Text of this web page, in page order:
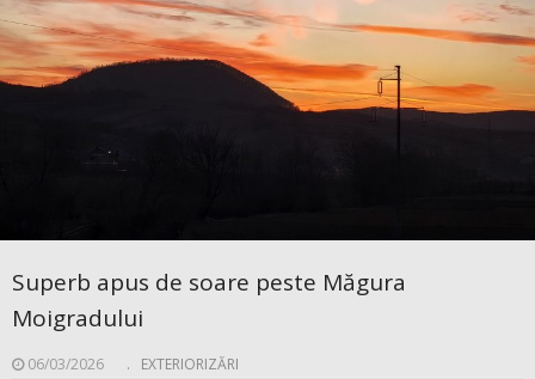
Superb apus de soare peste Măgura
Moigradului
06/03/2026 . EXTERIORIZĂRI